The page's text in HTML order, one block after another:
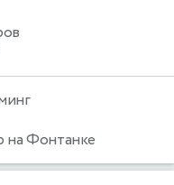
на Фонтанке